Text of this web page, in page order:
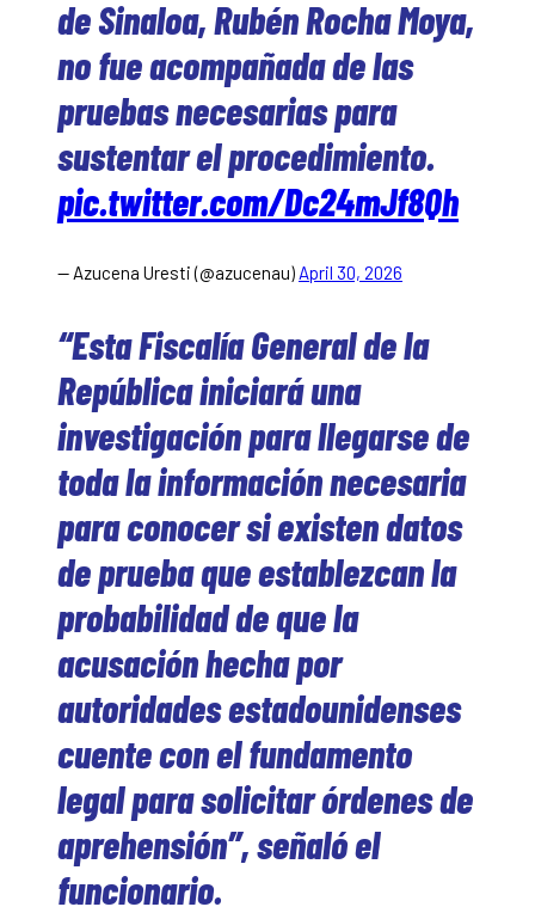
de Sinaloa, Rubén Rocha Moya,
no fue acompañada de las
pruebas necesarias para
sustentar el procedimiento.
pic.twitter.com/Dc24mJf8Qh
— Azucena Uresti (@azucenau) April 30, 2026
“Esta Fiscalía General de la
República iniciará una
investigación para llegarse de
toda la información necesaria
para conocer si existen datos
de prueba que establezcan la
probabilidad de que la
acusación hecha por
autoridades estadounidenses
cuente con el fundamento
legal para solicitar órdenes de
aprehensión”, señaló el
funcionario.